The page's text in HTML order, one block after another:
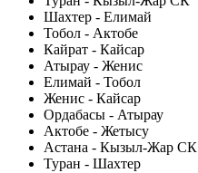
Шахтер - Елимай
Тобол - Актобе
Кайрат - Кайсар
Атырау - Женис
Елимай - Тобол
Женис - Кайсар
Ордабасы - Атырау
Актобе - Жетысу
Астана - Кызыл-Жар СК
Туран - Шахтер